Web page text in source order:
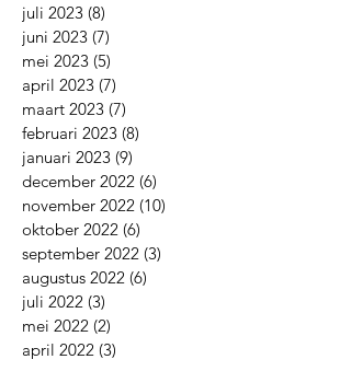
juli 2023 (8)
juni 2023 (7)
mei 2023 (5)
april 2023 (7)
maart 2023 (7)
februari 2023 (8)
januari 2023 (9)
december 2022 (6)
november 2022 (10)
oktober 2022 (6)
september 2022 (3)
augustus 2022 (6)
juli 2022 (3)
mei 2022 (2)
april 2022 (3)